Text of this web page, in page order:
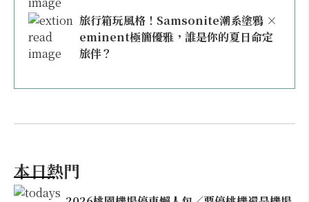
旅行箱玩風格！Samsonite潮系塗鴉 ×
eminent極簡優雅，誰是你的夏日命定
旅伴？
本日熱門